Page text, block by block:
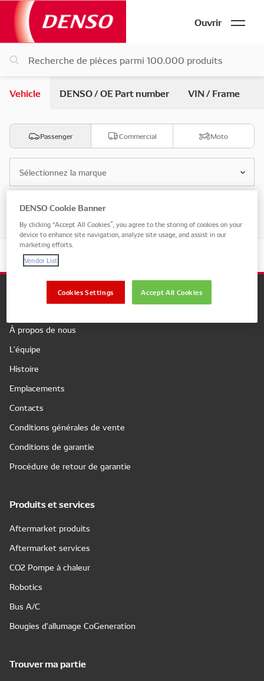
Ouvrir
Vehicle DENSO / OE Part number VIN / Frame
Passenger Commercial Moto
Sélectionnez la marque
Sélectionnez le modèle
Company
À propos de nous
L'équipe
Histoire
Emplacements
Contacts
Conditions générales de vente
Conditions de garantie
Procédure de retour de garantie
Produits et services
Aftermarket produits
Aftermarket services
CO2 Pompe à chaleur
Robotics
Bus A/C
Bougies d'allumage CoGeneration
Trouver ma partie
DENSO Cookie Banner
By clicking “Accept All Cookies”, you agree to the storing of cookies on your
device to enhance site navigation, analyze site usage, and assist in our
marketing efforts.
Vendor List
Accept All Cookies
Cookies Settings